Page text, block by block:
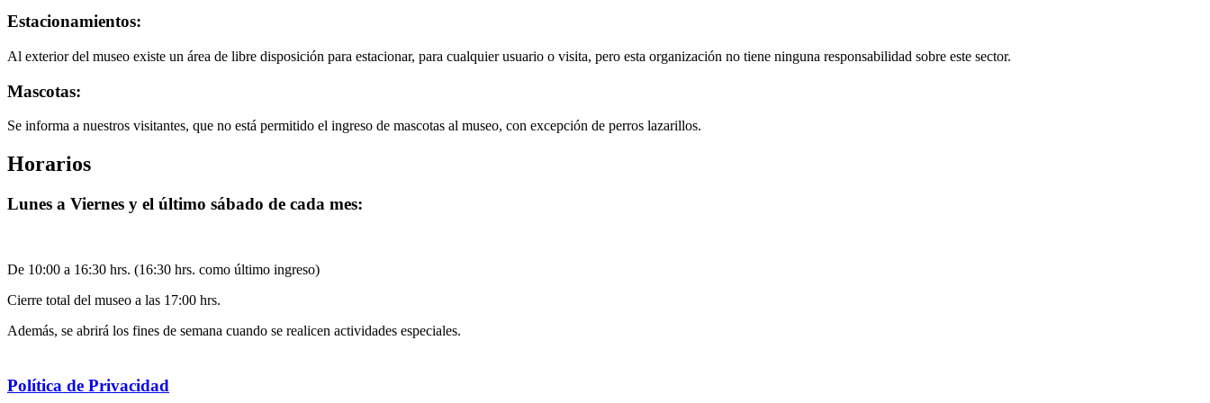
Estacionamientos:
Al exterior del museo existe un área de libre disposición para estacionar, para cualquier usuario o visita, pero esta organización no tiene ninguna responsabilidad sobre este sector.
Mascotas:
Se informa a nuestros visitantes, que no está permitido el ingreso de mascotas al museo, con excepción de perros lazarillos.
Horarios
Lunes a Viernes y el último sábado de cada mes:
De 10:00 a 16:30 hrs. (16:30 hrs. como último ingreso)
Cierre total del museo a las 17:00 hrs.
Además, se abrirá los fines de semana cuando se realicen actividades especiales.
Política de Privacidad